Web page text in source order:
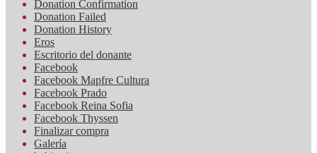
Donation Confirmation
Donation Failed
Donation History
Eros
Escritorio del donante
Facebook
Facebook Mapfre Cultura
Facebook Prado
Facebook Reina Sofia
Facebook Thyssen
Finalizar compra
Galería